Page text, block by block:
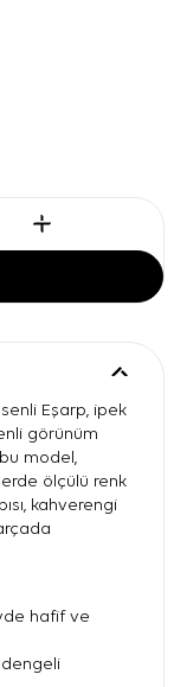
Eşarp, ipek
görünüm
model,
ölçülü renk
kahverengi
hafif ve